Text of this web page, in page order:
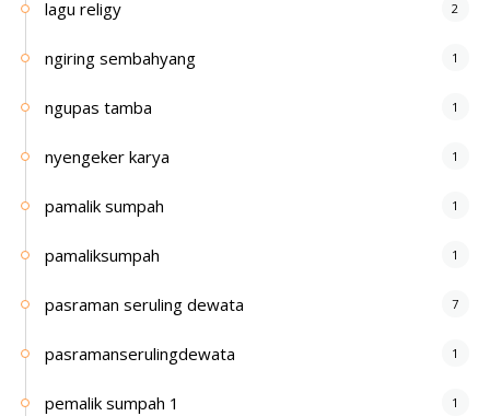
lagu religy 2
ngiring sembahyang 1
ngupas tamba 1
nyengeker karya 1
pamalik sumpah 1
pamaliksumpah 1
pasraman seruling dewata 7
pasramanserulingdewata 1
pemalik sumpah 1 1